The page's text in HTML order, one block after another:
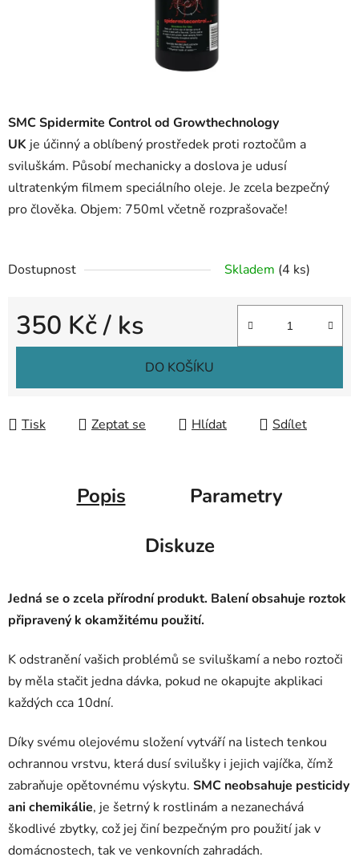
SMC Spidermite Control od Growthechnology
UK je účinný a oblíbený prostředek proti roztočům a
sviluškám. Působí mechanicky a doslova je udusí
ultratenkým filmem speciálního oleje. Je zcela bezpečný
pro člověka. Objem: 750ml včetně rozprašovače!
Dostupnost Skladem (4 ks)
350 Kč/ ks
Měrná cena:
DO KOŠÍKU
Tisk Zeptat se Hlídat Sdílet
Popis
Parametry
Diskuze
Jedná se o zcela přírodní produkt. Balení obsahuje roztok
připravený k okamžitému použití.
K odstranění vašich problémů se sviluškamí a nebo roztoči
by měla stačit jedna dávka, pokud ne okapujte akplikaci
každých cca 10dní.
Díky svému olejovému složení vytváří na listech tenkou
ochrannou vrstvu, která dusí svilušky i jejich vajíčka, čímž
zabraňuje opětovnému výskytu. SMC neobsahuje pesticidy
ani chemikálie, je šetrný k rostlinám a nezanechává
škodlivé zbytky, což jej činí bezpečným pro použití jak v
domácnostech, tak ve venkovních zahradách.